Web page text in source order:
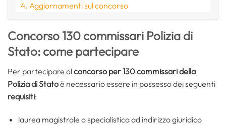
Aggiornamenti sul concorso
Concorso 130 commissari Polizia di
Stato: come partecipare
Per partecipare alconcorso per 130 commissari della
Polizia di Statoè necessario essere in possesso dei seguenti
requisiti:
laurea magistrale o specialistica ad indirizzo giuridico